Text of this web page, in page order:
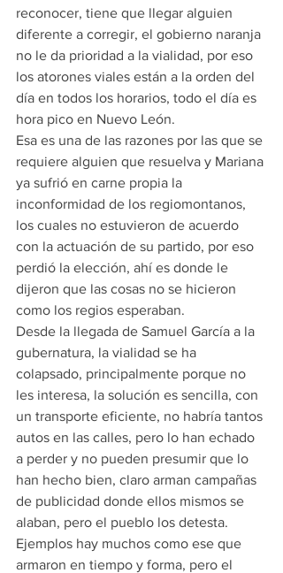
reconocer, tiene que llegar alguien
diferente a corregir, el gobierno naranja
no le da prioridad a la vialidad, por eso
los atorones viales están a la orden del
día en todos los horarios, todo el día es
hora pico en Nuevo León.
Esa es una de las razones por las que se
requiere alguien que resuelva y Mariana
ya sufrió en carne propia la
inconformidad de los regiomontanos,
los cuales no estuvieron de acuerdo
con la actuación de su partido, por eso
perdió la elección, ahí es donde le
dijeron que las cosas no se hicieron
como los regios esperaban.
Desde la llegada de Samuel García a la
gubernatura, la vialidad se ha
colapsado, principalmente porque no
les interesa, la solución es sencilla, con
un transporte eficiente, no habría tantos
autos en las calles, pero lo han echado
a perder y no pueden presumir que lo
han hecho bien, claro arman campañas
de publicidad donde ellos mismos se
alaban, pero el pueblo los detesta.
Ejemplos hay muchos como ese que
armaron en tiempo y forma, pero el